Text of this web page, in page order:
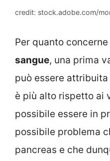
credit: stock.adobe.com/
Per quanto concerne
sangue, una prima
può essere
è più alto rispetto ai
possibile essere in
possibile problema
pancreas e che